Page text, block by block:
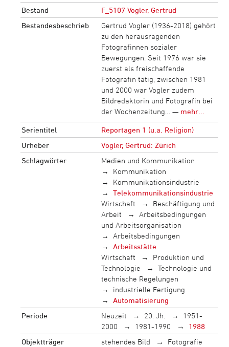
Bestand
F_5107 Vogler, Gertrud
Bestandesbeschrieb
Gertrud Vogler (1936-2018) gehört
zu den herausragenden
Fotografinnen sozialer
Bewegungen. Seit 1976 war sie
zuerst als freischaffende
Fotografin tätig, zwischen 1981
und 2000 war Vogler zudem
Bildredaktorin und Fotografin bei
der Wochenzeitung… — mehr...
Serientitel
Reportagen 1 (u.a. Religion)
Urheber
Vogler, Gertrud: Zürich
Schlagwörter
Medien und Kommunikation
Kommunikation
Kommunikationsindustrie
Telekommunikationsindustrie
Wirtschaft
Beschäftigung und
Arbeit
Arbeitsbedingungen
und Arbeitsorganisation
Arbeitsbedingungen
Arbeitsstätte
Wirtschaft
Produktion und
Technologie
Technologie und
technische Regelungen
industrielle Fertigung
Automatisierung
Periode
Neuzeit 20. Jh.
1951-
2000
1981-1990
1988
Objektträger
stehendes Bild Fotografie